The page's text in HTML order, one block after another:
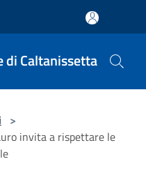
di Caltanissetta
>
invita a rispettare le